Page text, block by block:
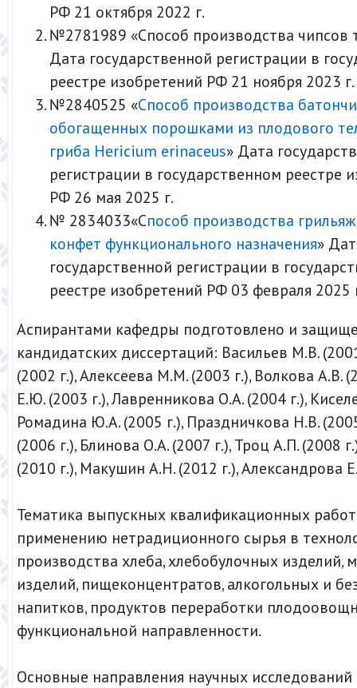
РФ 21 октября 2022 г.
№2781989 «Способ производства чипсов
Дата государственной регистрации в
реестре изобретений РФ 21 ноября 2023 г.
№2840525 «Способ производства
обогащенных порошками из плодового
гриба Hericium erinaceus» Дата
регистрации в государственном реестре
РФ 26 мая 2025 г.
№ 2834033«Способ производства
конфет функционального назначения»
государственной регистрации в
реестре изобретений РФ 03 февраля 2025
Аспирантами кафедры подготовлено и
кандидатских диссертаций: Васильев М.В.
(2002 г.), Алексеева М.М. (2003 г.), Волкова А.В.
Е.Ю. (2003 г.), Лавренникова О.А. (2004 г.),
Ромадина Ю.А. (2005 г.), Праздничкова Н.В.
(2006 г.), Блинова О.А. (2007 г.), Троц А.П. (2008
(2010 г.), Макушин А.Н. (2012 г.), Александрова
Тематика выпускных квалификационных
применению нетрадиционного сырья в
производства хлеба, хлебобулочных изделий,
изделий, пищеконцентратов, алкогольных и
напитков, продуктов переработки
функциональной направленности.
Основные направления научных